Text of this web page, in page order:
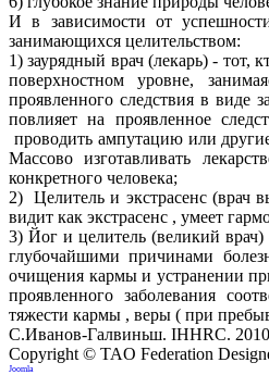
И в зависимости от
занимающихся целительством:
1) заурядный врач (лекарь) - тот,
поверхностном уровне,
проявленного следствия в виде
повлияет на проявленное
проводить ампутацию или
Массово изготавливать
конкретного человека;
2) Целитель и экстрасенс (врач
видит как экстрасенс , умеет
3) Йог и целитель (великий врач)
глубочайшими причинами
очищения кармы и устранении
проявленного заболевания
тяжести кармы , веры ( при
С.Иванов-Галвиньш. IHHRC.
Copyright © TAO Federation
Joomla